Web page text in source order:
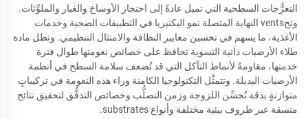
التعرُّجات السطحية التي تميل عادةً إلى احتجاز الأوساخ والغبار والملوِّثات.
وتحvents النهاية المتصلة نمو البكتيريا في التطبيقات الصحية وخدمات
الأغذية، ما يسهم في تحسين معايير النظافة والامتثال التنظيمي. وتظل مادة
طلاء الأرضيات ذاتية التسوية تحافظ على خصائص نعومتها طوال فترة
خدمتها، مقاومةً لأنماط التآكل التي قد تُضعف سلامة السطح في أنظمة
الأرضيات البديلة. وتتمثَّل التكنولوجيا الكامنة وراء هذه النعومة في تركيباتٍ
متوازنةٍ بدقة تُحسِّن اللزوجة وزمن التصلُّب وخصائص التدفُّق لتحقيق نتائج
متسقة عبر ظروف بيئية مختلفة وأنواع substrates.